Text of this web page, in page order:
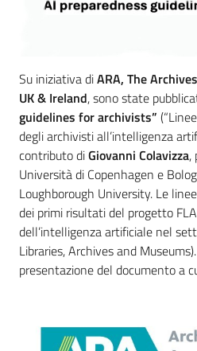
Su iniziativa diARA, The
UK & Ireland, sono state
guidelines for archivists”
degli archivisti all’intelligenza
contributo diGiovanni Colavizza,
Università di Copenhagen e
Loughborough University. Le
dei primi risultati del progetto
dell’intelligenza artificiale nel
Libraries, Archives and
presentazione del documento a